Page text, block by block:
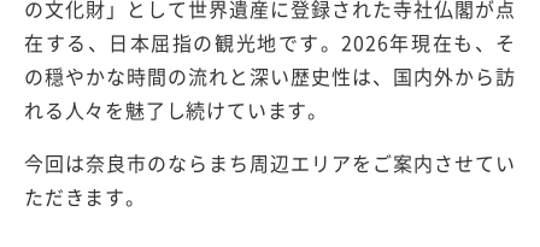
の文化財」として世界遺産に登録された寺社仏閣が点
在する、日本屈指の観光地です。2026年現在も、そ
の穏やかな時間の流れと深い歴史性は、国内外から訪
れる人々を魅了し続けています。
今回は奈良市のならまち周辺エリアをご案内させてい
ただきます。